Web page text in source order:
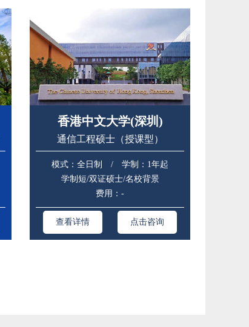
香港中文大学(深圳)
通信工程硕士（授课型）
模式：全日制 / 学制：1年起
学制短/双证硕士/名校背景
费用：-
查看详情 点击咨询